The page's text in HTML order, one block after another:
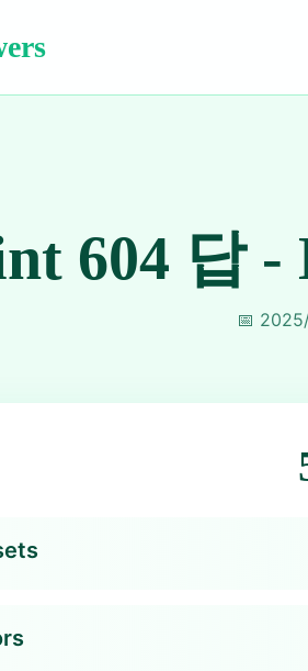
604 답
📅